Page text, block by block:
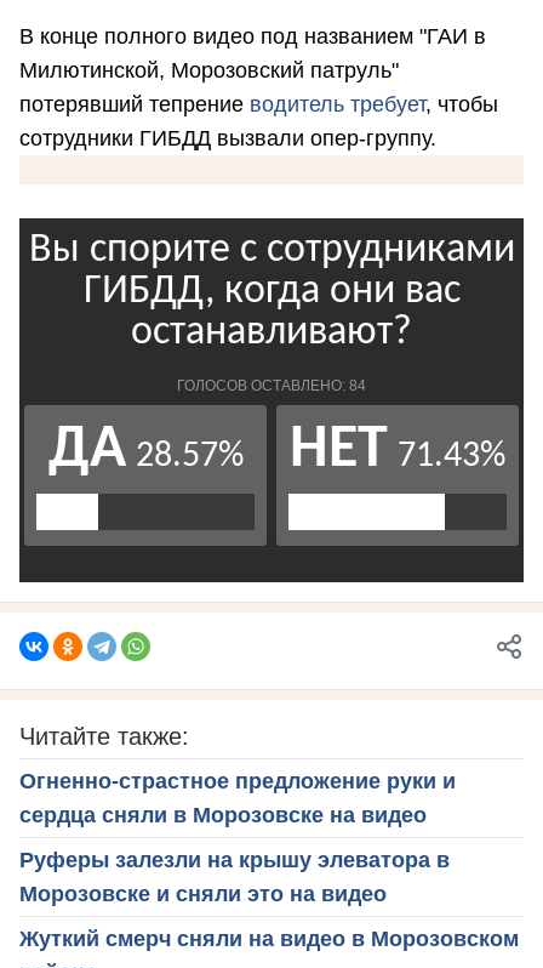
В конце полного видео под названием "ГАИ в
Милютинской, Морозовский патруль"
потерявший тепрение водитель требует, чтобы
сотрудники ГИБДД вызвали опер-группу.
Читайте также:
Огненно-страстное предложение руки и
сердца сняли в Морозовске на видео
Руферы залезли на крышу элеватора в
Морозовске и сняли это на видео
Жуткий смерч сняли на видео в Морозовском